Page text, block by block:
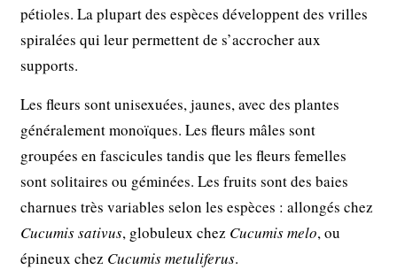
pétioles. La plupart des espèces développent des vrilles
spiralées qui leur permettent de s’accrocher aux
supports.
Les fleurs sont unisexuées, jaunes, avec des plantes
généralement monoïques. Les fleurs mâles sont
groupées en fascicules tandis que les fleurs femelles
sont solitaires ou géminées. Les fruits sont des baies
charnues très variables selon les espèces : allongés chez
Cucumis sativus, globuleux chez Cucumis melo, ou
épineux chez Cucumis metuliferus.